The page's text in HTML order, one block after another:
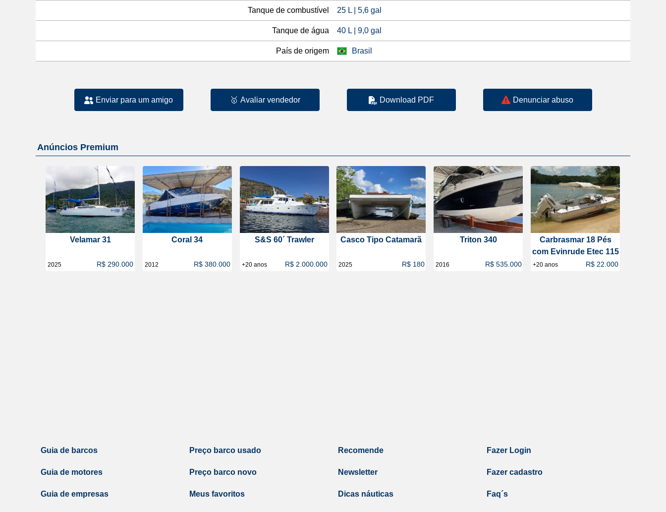
Tanque de combustível 25 L | 5,6 gal
Tanque de água 40 L | 9,0 gal
País de origem Brasil
Enviar para um amigo 🥇 Avaliar vendedor Download PDF Denunciar abuso
Anúncios Premium
Velamar 31
2025 R$ 290.000
Coral 34
2012 R$ 380.000
S&S 60´ Trawler
+20 anos R$ 2.000.000
Casco Tipo Catamarã
2025 R$ 180
Triton 340
2016 R$ 535.000
Carbrasmar 18 Pés
com Evinrude Etec 115
+20 anos R$ 22.000
Guia de barcos
Guia de motores
Guia de empresas
Preço barco usado
Preço barco novo
Meus favoritos
Recomende
Newsletter
Dicas náuticas
Fazer Login
Fazer cadastro
Faq´s